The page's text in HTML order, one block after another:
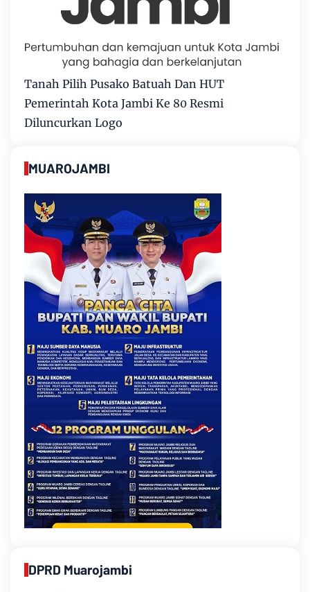
Tanah Pilih Pusako Batuah Dan HUT
Pemerintah Kota Jambi Ke 80 Resmi
Diluncurkan Logo
MUAROJAMBI
DPRD Muarojambi